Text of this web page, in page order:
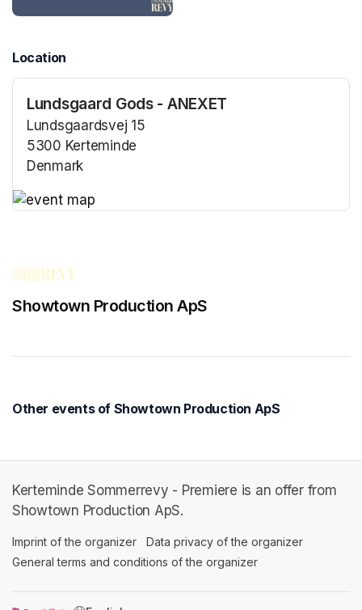
Location
Lundsgaard Gods - ANEXET
Lundsgaardsvej 15
5300 Kerteminde
Denmark
Showtown Production ApS
Other events of Showtown Production ApS
Kerteminde Sommerrevy - Premiere is an offer from
Showtown Production ApS.
Imprint of the organizer (opens in a new tab)
Data privacy of the organizer
General terms and conditions of the organizer